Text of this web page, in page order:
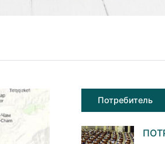
Потребитель